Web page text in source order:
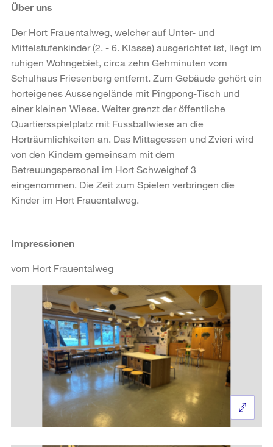
Über uns
Der Hort Frauentalweg, welcher auf Unter- und
Mittelstufenkinder (2. - 6. Klasse) ausgerichtet ist, liegt im
ruhigen Wohngebiet, circa zehn Gehminuten vom
Schulhaus Friesenberg entfernt. Zum Gebäude gehört ein
horteigenes Aussengelände mit Pingpong-Tisch und
einer kleinen Wiese. Weiter grenzt der öffentliche
Quartiersspielplatz mit Fussballwiese an die
Horträumlichkeiten an. Das Mittagessen und Zvieri wird
von den Kindern gemeinsam mit dem
Betreuungspersonal im Hort Schweighof 3
eingenommen. Die Zeit zum Spielen verbringen die
Kinder im Hort Frauentalweg.
Impressionen
vom Hort Frauentalweg